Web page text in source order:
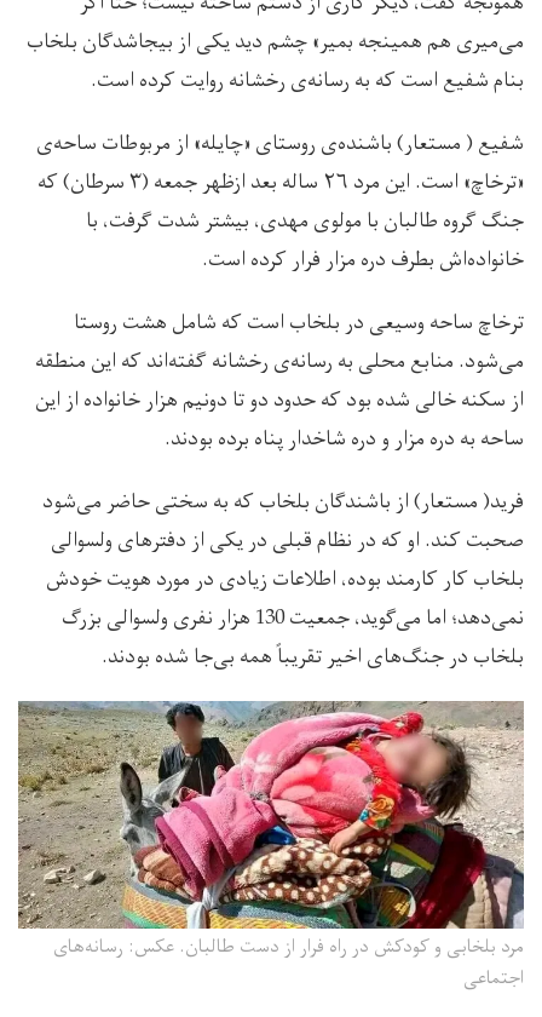
می‌میری هم همینجه بمیر» چشم دید یکی از بیجاشدگان بلخاب
بنام شفیع است که به رسانه‌ی رخشانه روایت کرده است.
شفیع ( مستعار) باشنده‌ی روستای «چایله» از مربوطات ساحه‌ی
«ترخاچ» است. این مرد ۲۶ ساله بعد ازظهر جمعه (۳ سرطان) که
جنگ گروه طالبان با مولوی مهدی، بیشتر شدت گرفت، با
خانواده‌اش بطرف دره مزار فرار کرده است.
ترخاچ ساحه وسیعی در بلخاب است که شامل هشت روستا
می‌شود. منابع محلی به رسانه‌ی رخشانه گفته‌اند که این منطقه
از سکنه خالی شده بود که حدود دو تا دونیم هزار خانواده از این
ساحه به دره مزار و دره شاخدار پناه برده بودند.
فرید( مستعار) از باشندگان بلخاب که به سختی حاضر می‌شود
صحبت کند. او که در نظام قبلی در یکی از دفترهای ولسوالی
بلخاب کار کارمند بوده، اطلاعات زیادی در مورد هویت خودش
نمی‌دهد؛ اما می‌گوید، جمعیت 130 هزار نفری ولسوالی بزرگ
بلخاب در جنگ‌های اخیر تقریباً همه بی‌جا شده بودند.
مرد بلخابی و کودکش در راه فرار از دست طالبان. عکس: رسانه‌های
اجتماعی